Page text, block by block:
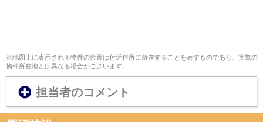
※地図上に表示される物件の位置は付近住所に所在することを表すものであり、実際の
物件所在地とは異なる場合がございます。
担当者のコメント